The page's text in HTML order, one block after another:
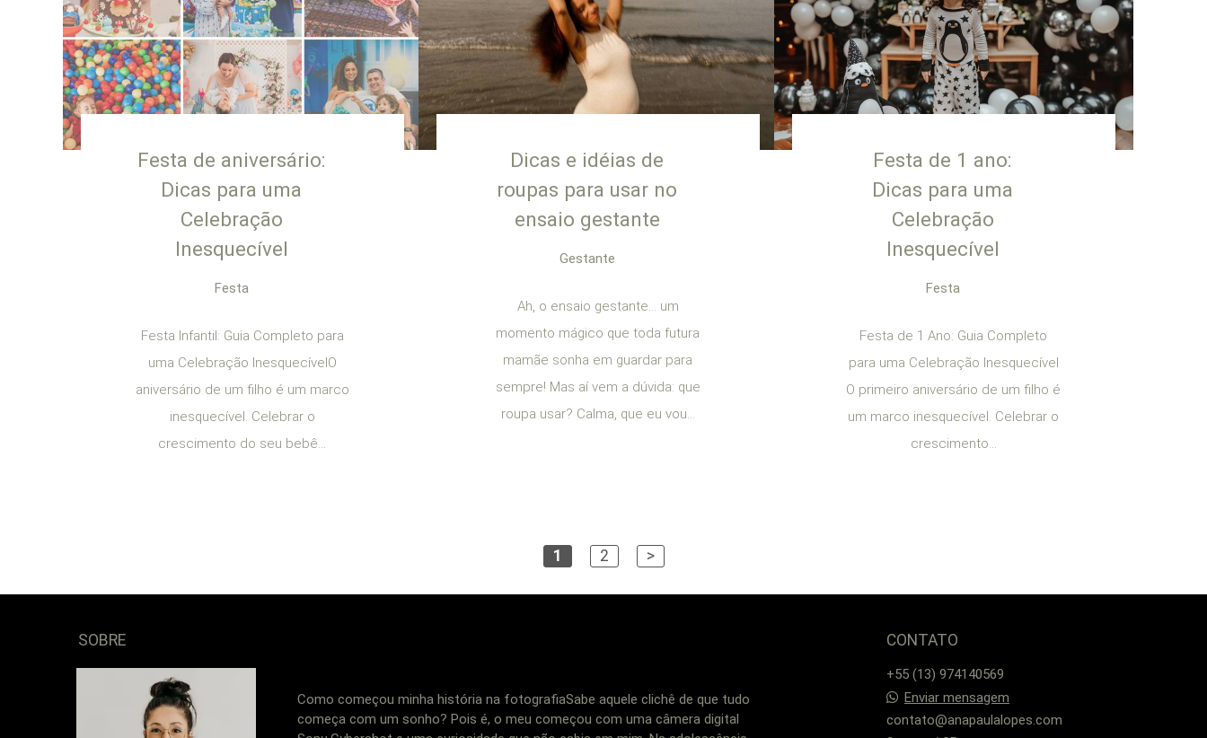
Festa de aniversário:
Dicas para uma
Celebração
Inesquecível
Festa
Festa Infantil: Guia Completo para
uma Celebração InesquecívelO
aniversário de um filho é um marco
inesquecível. Celebrar o
crescimento do seu bebê...
Dicas e idéias de
roupas para usar no
ensaio gestante
Gestante
Ah, o ensaio gestante… um
momento mágico que toda futura
mamãe sonha em guardar para
sempre! Mas aí vem a dúvida: que
roupa usar? Calma, que eu vou...
Festa de 1 ano:
Dicas para uma
Celebração
Inesquecível
Festa
Festa de 1 Ano: Guia Completo
para uma Celebração Inesquecível
O primeiro aniversário de um filho é
um marco inesquecível. Celebrar o
crescimento...
1 2 >
SOBRE
Como começou minha história na fotografiaSabe aquele clichê de que tudo
começa com um sonho? Pois é, o meu começou com uma câmera digital
CONTATO
+55 (13) 974140569
Enviar mensagem
contato@anapaulalopes.com